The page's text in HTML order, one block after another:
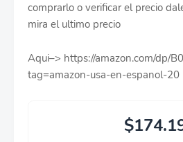
comprarlo o verificar el precio
mira el ultimo precio
Aqui–> https://amazon.com/dp/
tag=amazon-usa-en-espanol-20